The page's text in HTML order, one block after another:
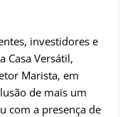
investidores e
Casa Versátil,
Marista, em
de mais um
com a presença de